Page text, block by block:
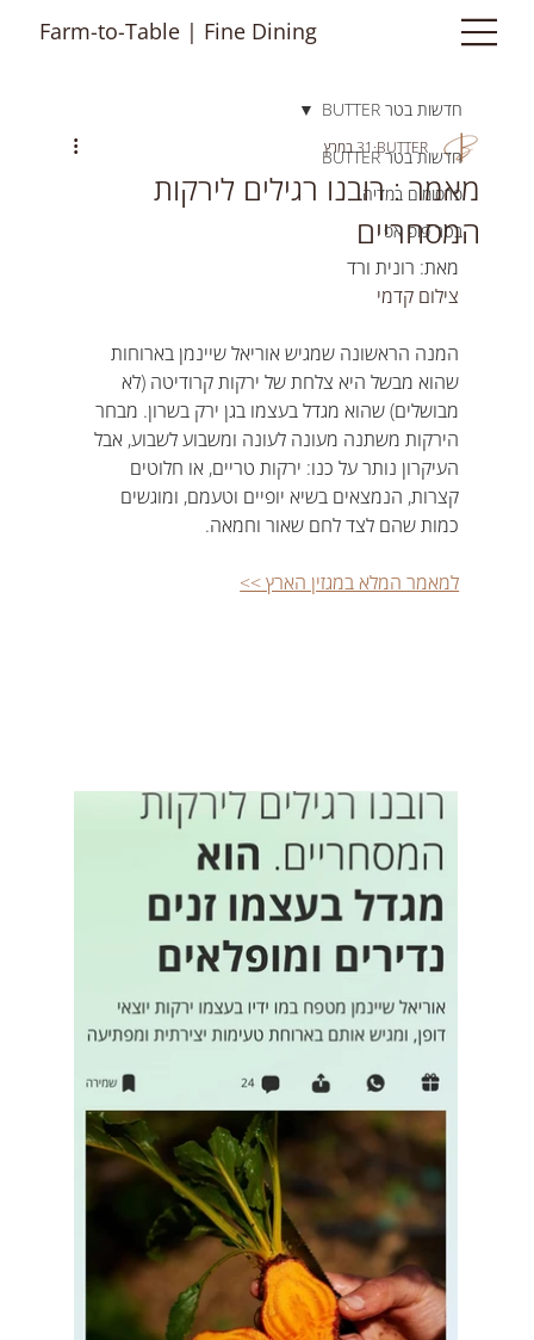
Farm-to-Table | Fine Dining
חדשות בטר BUTTER
פרסומים במדיה
בטר פופ אפ
חדשות בטר BUTTER
מאמר : רובנו רגילים לירקות
המסחריים
BUTTER31 במרץ
מאת: רונית ורד
צילום קדמי
המנה הראשונה שמגיש אוריאל שיינמן בארוחות
שהוא מבשל היא צלחת של ירקות קרודיטה (לא
מבושלים) שהוא מגדל בעצמו בגן ירק בשרון. מבחר
הירקות משתנה מעונה לעונה ומשבוע לשבוע, אבל
העיקרון נותר על כנו: ירקות טריים, או חלוטים
קצרות, הנמצאים בשיא יופיים וטעמם, ומוגשים
כמות שהם לצד לחם שאור וחמאה.
למאמר המלא במגזין הארץ >>